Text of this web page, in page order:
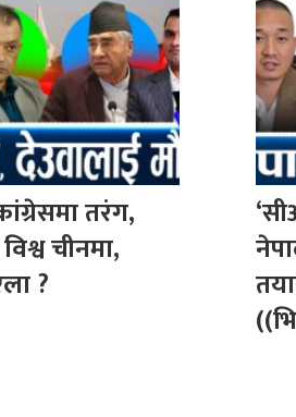
तरंग,
चीनमा,
?